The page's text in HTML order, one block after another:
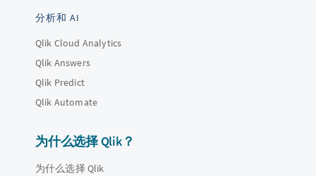
分析和 AI
Qlik Cloud Analytics
Qlik Answers
Qlik Predict
Qlik Automate
为什么选择 Qlik？
为什么选择 Qlik